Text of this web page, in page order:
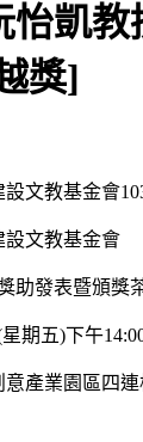
怡凱
獎]
文教基金會
設文教基金會
助發表暨頒獎
星期五)下午
意產業園區四